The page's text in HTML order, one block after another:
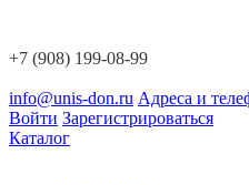
+7 (908) 199-08-99
info@unis-don.ru Адреса и
Войти Зарегистрироваться
Каталог